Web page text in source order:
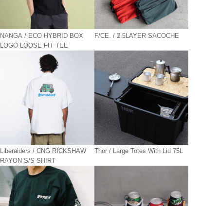
NANGA / ECO HYBRID BOX
LOGO LOOSE FIT TEE
F/CE. / 2.5LAYER SACOCHE
Liberaiders / CNG RICKSHAW
RAYON S/S SHIRT
Thor / Large Totes With Lid 75L